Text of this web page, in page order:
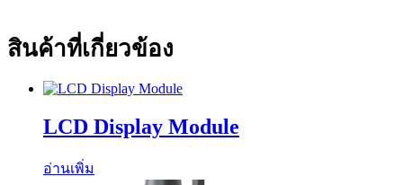
สินค้าที่เกี่ยวข้อง
LCD Display Module
อ่านเพิ่ม